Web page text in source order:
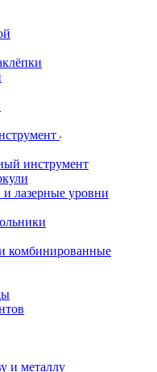
инструмент
лазерные уровни
комбинированные
и металлу